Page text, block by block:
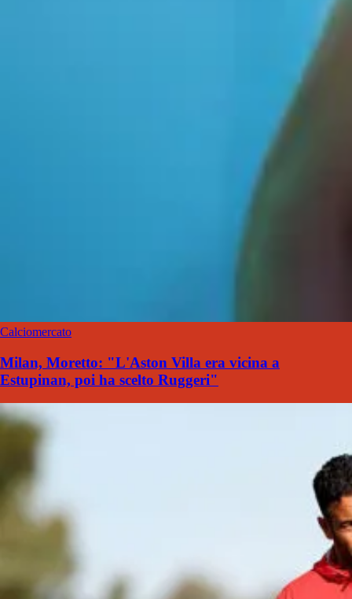
Calciomercato
Milan, Moretto: "L'Aston Villa era vicina a
Estupinan, poi ha scelto Ruggeri"